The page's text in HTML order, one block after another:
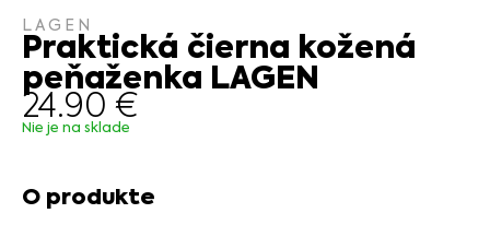
LAGEN
Praktická čierna kožená
peňaženka LAGEN
24.90 €
Nie je na sklade
O produkte